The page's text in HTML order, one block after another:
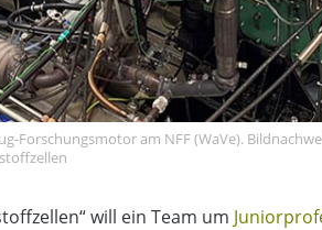
Forschungsmotor am NFF (WaVe).
will ein Team um